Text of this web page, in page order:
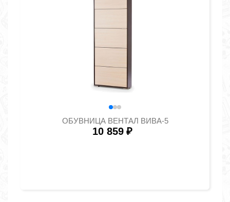
ОБУВНИЦА ВЕНТАЛ ВИВА-5
10 859 ₽